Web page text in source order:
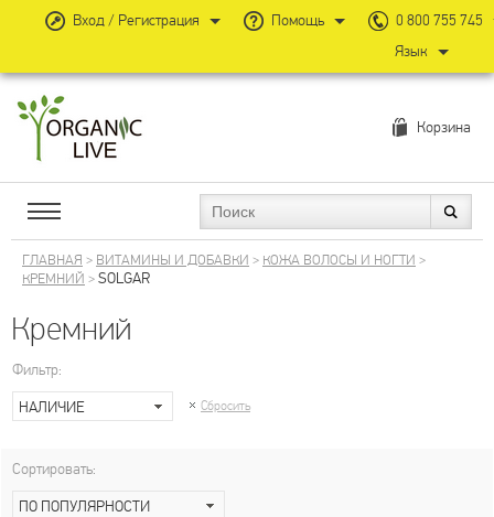
Корзина
ГЛАВНАЯ > ВИТАМИНЫ И ДОБАВКИ > КОЖА ВОЛОСЫ И НОГТИ >
КРЕМНИЙ >SOLGAR
Кремний
Фильтр:
НАЛИЧИЕ
Сбросить
Сортировать:
ПО ПОПУЛЯРНОСТИ
Вход / Регистрация Помощь
0 800 755 745
Язык